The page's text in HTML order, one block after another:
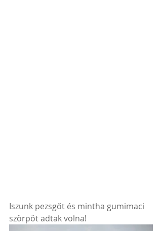
Iszunk pezsgőt és mintha gumimaci
szörpöt adtak volna!